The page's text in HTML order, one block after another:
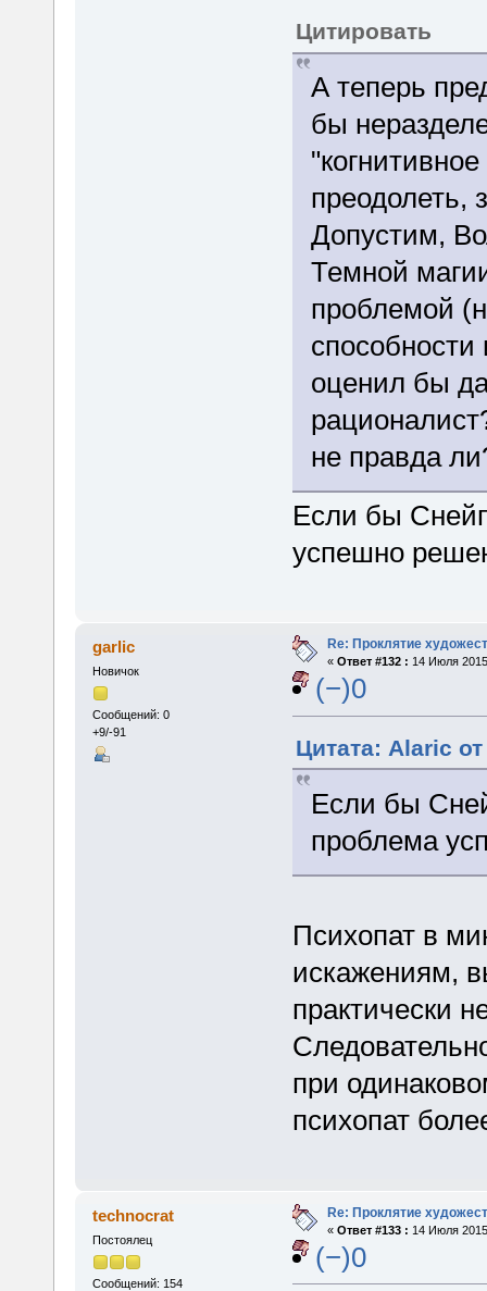
Цитировать
А теперь
бы
преодолеть,
Допустим,
Темной
проблемой
оценил бы
не правда
Если бы
успешно
garlic
Новичок
Сообщений: 0
+9/-91
Re: Проклятие
« Ответ #132 : 14 Июля
(−)0
Цитата: Alaric
Если бы
проблема
Психопат в
искажениям,
практически
при
психопат
technocrat
Постоялец
Сообщений: 154
Re: Проклятие
« Ответ #133 : 14 Июля
(−)0